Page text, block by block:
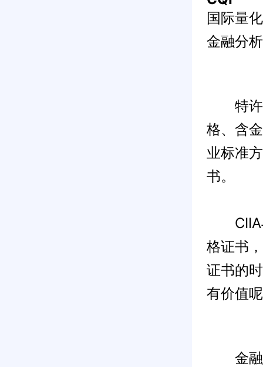
国际量化
金融分
特许
格、含
业标准
书。
CIIA与
格证书
证书的
有价值
金融